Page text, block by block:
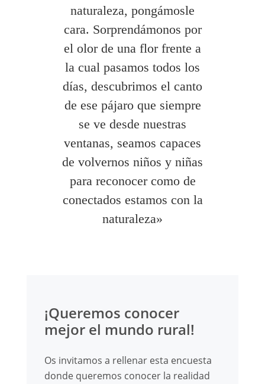
naturaleza, pongámosle
cara. Sorprendámonos por
el olor de una flor frente a
la cual pasamos todos los
días, descubrimos el canto
de ese pájaro que siempre
se ve desde nuestras
ventanas, seamos capaces
de volvernos niños y niñas
para reconocer como de
conectados estamos con la
naturaleza»
¡Queremos conocer
mejor el mundo rural!
Os invitamos a rellenar esta encuesta
donde queremos conocer la realidad